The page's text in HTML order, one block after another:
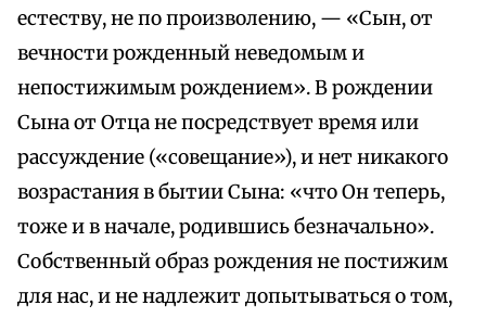
естеству, не по произволению, — «Сын, от
вечности рожденный неведомым и
непостижимым рождением». В рождении
Сына от Отца не посредствует время или
рассуждение («совещание»), и нет никакого
возрастания в бытии Сына: «что Он теперь,
тоже и в начале, родившись безначально».
Собственный образ рождения не постижим
для нас, и не надлежит допытываться о том,